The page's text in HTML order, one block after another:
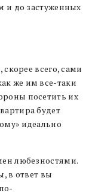
и до застуженных
скорее всего, сами
же им все-таки
посетить их
будет
идеально
любезностями.
в ответ вы